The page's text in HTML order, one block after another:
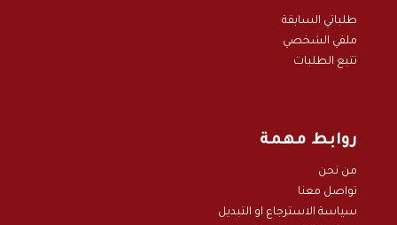
طلباتي السابقة
ملفي الشخصي
تتبع الطلبات
روابط مهمة
من نحن
تواصل معنا
سياسة الاسترجاع او التبديل